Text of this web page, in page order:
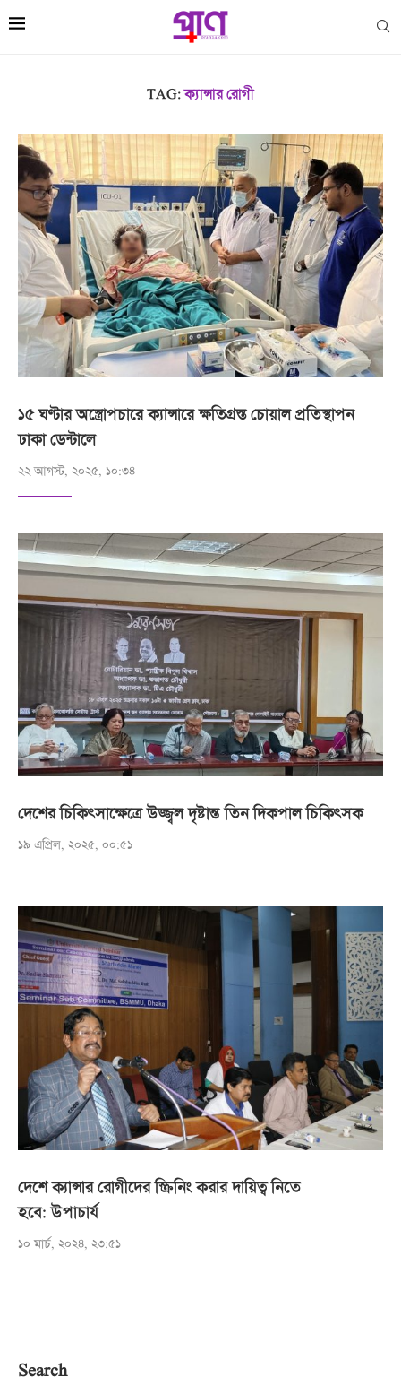
TAG:ক্যান্সার রোগী
১৫ ঘণ্টার অস্ত্রোপচারে ক্যান্সারে ক্ষতিগ্রস্ত চোয়াল প্রতিস্থাপন
ঢাকা ডেন্টালে
২২ আগস্ট, ২০২৫, ১০:৩৪
দেশের চিকিৎসাক্ষেত্রে উজ্জ্বল দৃষ্টান্ত তিন দিকপাল চিকিৎসক
১৯ এপ্রিল, ২০২৫, ০০:৫১
দেশে ক্যান্সার রোগীদের স্ক্রিনিং করার দায়িত্ব নিতে
হবে: উপাচার্য
১০ মার্চ, ২০২৪, ২৩:৫১
Search